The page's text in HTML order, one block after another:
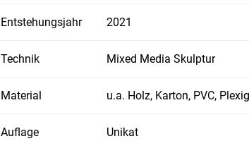
Entstehungsjahr 2021
Technik Mixed Media Skulptur
Material u.a. Holz, Karton, PVC,
Auflage Unikat